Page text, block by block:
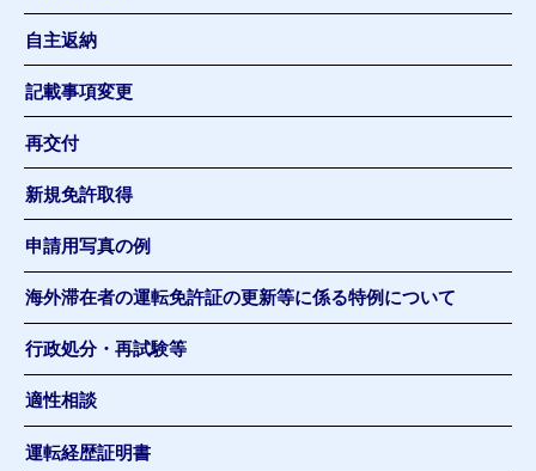
自主返納
記載事項変更
再交付
新規免許取得
申請用写真の例
海外滞在者の運転免許証の更新等に係る特例について
行政処分・再試験等
適性相談
運転経歴証明書